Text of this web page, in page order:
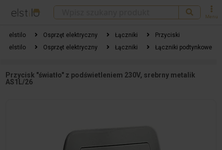
Menu
elstilo Osprzęt elektryczny Łączniki
Przyciski
elstilo
Osprzęt elektryczny Łączniki Łączniki podtynkowe
Przycisk "światło" z podświetleniem 230V, srebrny metalik
AS1L/26